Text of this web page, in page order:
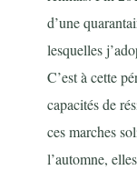
d’une
lesquelles
C’est à cette
capacités de
ces marches
l’automne,